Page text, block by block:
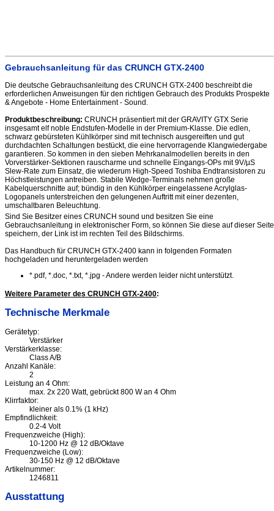
Gebrauchsanleitung für das CRUNCH GTX-2400
Die deutsche Gebrauchsanleitung des CRUNCH GTX-2400 beschreibt die
erforderlichen Anweisungen für den richtigen Gebrauch des Produkts Prospekte
& Angebote - Home Entertainment - Sound.
Produktbeschreibung: CRUNCH präsentiert mit der GRAVITY GTX Serie
insgesamt elf noble Endstufen-Modelle in der Premium-Klasse. Die edlen,
schwarz gebürsteten Kühlkörper sind mit technisch ausgereiften und gut
durchdachten Schaltungen bestückt, die eine hervorragende Klangwiedergabe
garantieren. So kommen in den sieben Mehrkanalmodellen bereits in den
Vorverstärker-Sektionen rauscharme und schnelle Eingangs-OPs mit 9V/µS
Slew-Rate zum Einsatz, die wiederum High-Speed Toshiba Endtransistoren zu
Höchstleistungen antreiben. Stabile Wedge-Terminals nehmen große
Kabelquerschnitte auf; bündig in den Kühlkörper eingelassene Acrylglas-
Logopanels unterstreichen den gelungenen Auftritt mit einer dezenten,
umschaltbaren Beleuchtung.
Sind Sie Besitzer eines CRUNCH sound und besitzen Sie eine
Gebrauchsanleitung in elektronischer Form, so können Sie diese auf dieser Seite
speichern, der Link ist im rechten Teil des Bildschirms.
Das Handbuch für CRUNCH GTX-2400 kann in folgenden Formaten
hochgeladen und heruntergeladen werden
*.pdf, *.doc, *.txt, *.jpg - Andere werden leider nicht unterstützt.
Weitere Parameter des CRUNCH GTX-2400:
Technische Merkmale
Gerätetyp:
Verstärker
Verstärkerklasse:
Class A/B
Anzahl Kanäle:
2
Leistung an 4 Ohm:
max. 2x 220 Watt, gebrückt 800 W an 4 Ohm
Klirrfaktor:
kleiner als 0.1% (1 kHz)
Empfindlichkeit:
0.2-4 Volt
Frequenzweiche (High):
10-1200 Hz @ 12 dB/Oktave
Frequenzweiche (Low):
30-150 Hz @ 12 dB/Oktave
Artikelnummer:
1246811
Ausstattung